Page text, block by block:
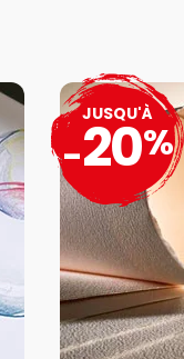
JUSQU'À
-20%